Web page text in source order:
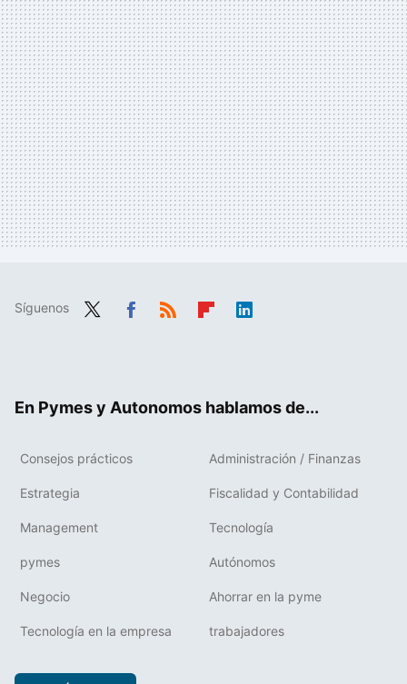
Síguenos
En Pymes y Autonomos hablamos de...
Consejos prácticos Administración / Finanzas
Estrategia Fiscalidad y Contabilidad
Management Tecnología
pymes Autónomos
Negocio Ahorrar en la pyme
Tecnología en la empresa trabajadores